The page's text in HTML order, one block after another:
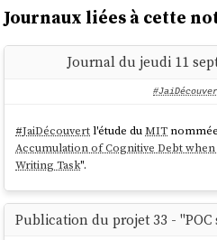
Journaux liées à cette
Journal du jeudi 11
#JaiDécouvertl'étude duMIT
Accumulation of Cognitive Debt
Writing Task".
Publication du projet 33 -